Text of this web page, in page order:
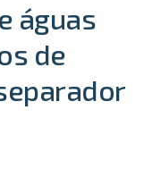
águas
de